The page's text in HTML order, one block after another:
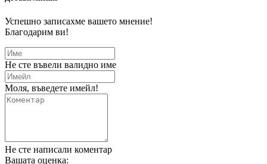
Успешно записахме вашето мнение!
Благодарим ви!
Не сте въвели валидно име
Моля, въведете имейл!
Не сте написали коментар
Вашата оценка: